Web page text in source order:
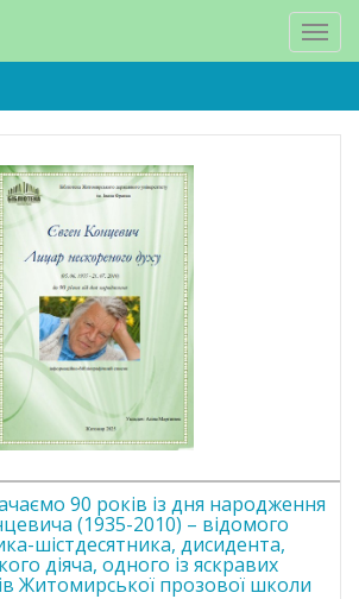
90 років із дня народження
(1935-2010) – відомого
шістдесятника, дисидента,
діяча, одного із яскравих
Житомирської прозової школи